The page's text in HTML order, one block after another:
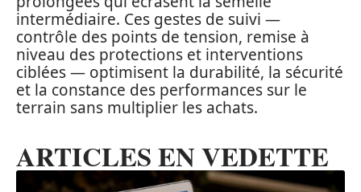
intermédiaire. Ces gestes de suivi —
contrôle des points de tension, remise à
niveau des protections et interventions
ciblées — optimisent la durabilité, la sécurité
et la constance des performances sur le
terrain sans multiplier les achats.
ARTICLES EN VEDETTE